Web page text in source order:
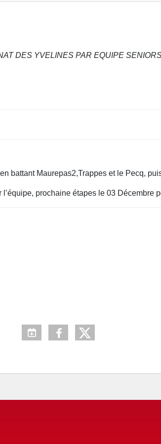
DES YVELINES PAR EQUIPE
battant Maurepas2,Trappes et le Pecq,
l’équipe, prochaine étapes le 03 Décembre